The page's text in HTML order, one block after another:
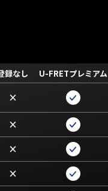
録なし U-FRETプレミアム
×
×
×
×